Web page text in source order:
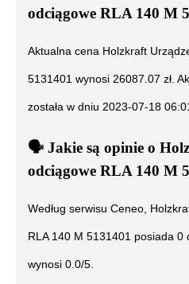
odciągowe RLA 140 M
Aktualna cena Holzkraft
5131401 wynosi 26087.07 zł.
została w dniu 2023-07-18
🗣️ ️ Jakie są opinie o
odciągowe RLA 140 M
Według serwisu Ceneo,
RLA 140 M 5131401 posiada 0
wynosi 0.0/5.